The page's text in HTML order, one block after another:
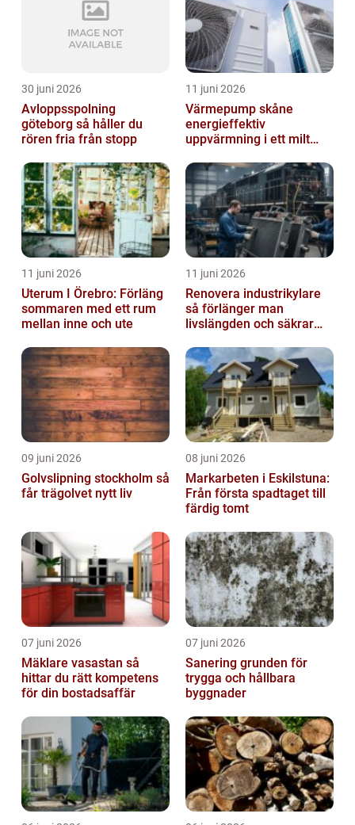
30 juni 2026
Avloppsspolning
göteborg så håller du
rören fria från stopp
11 juni 2026
Värmepump skåne
energieffektiv
uppvärmning i ett milt
11 juni 2026
Uterum I Örebro: Förläng
sommaren med ett rum
mellan inne och ute
11 juni 2026
Renovera industrikylare
så förlänger man
livslängden och säkrar
09 juni 2026
Golvslipning stockholm så
får trägolvet nytt liv
08 juni 2026
Markarbeten i Eskilstuna:
Från första spadtaget till
färdig tomt
07 juni 2026
Mäklare vasastan så
hittar du rätt kompetens
för din bostadsaffär
07 juni 2026
Sanering grunden för
trygga och hållbara
byggnader